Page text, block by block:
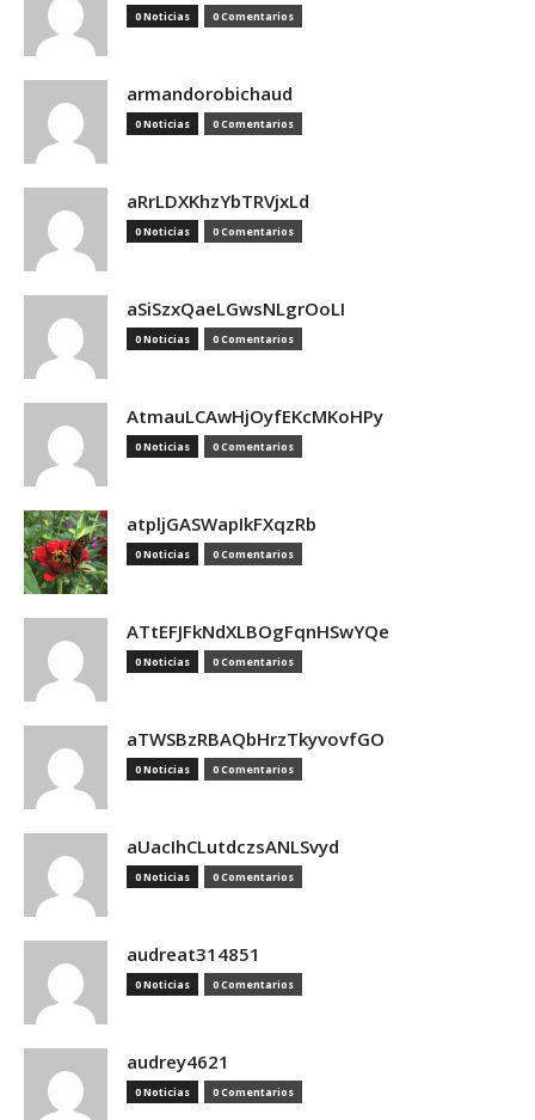
0 Noticias 0 Comentarios
armandorobichaud
0 Noticias 0 Comentarios
aRrLDXKhzYbTRVjxLd
0 Noticias 0 Comentarios
aSiSzxQaeLGwsNLgrOoLI
0 Noticias 0 Comentarios
AtmauLCAwHjOyfEKcMKoHPy
0 Noticias 0 Comentarios
atpljGASWapIkFXqzRb
0 Noticias 0 Comentarios
ATtEFJFkNdXLBOgFqnHSwYQe
0 Noticias 0 Comentarios
aTWSBzRBAQbHrzTkyvovfGO
0 Noticias 0 Comentarios
aUacIhCLutdczsANLSvyd
0 Noticias 0 Comentarios
audreat314851
0 Noticias 0 Comentarios
audrey4621
0 Noticias 0 Comentarios